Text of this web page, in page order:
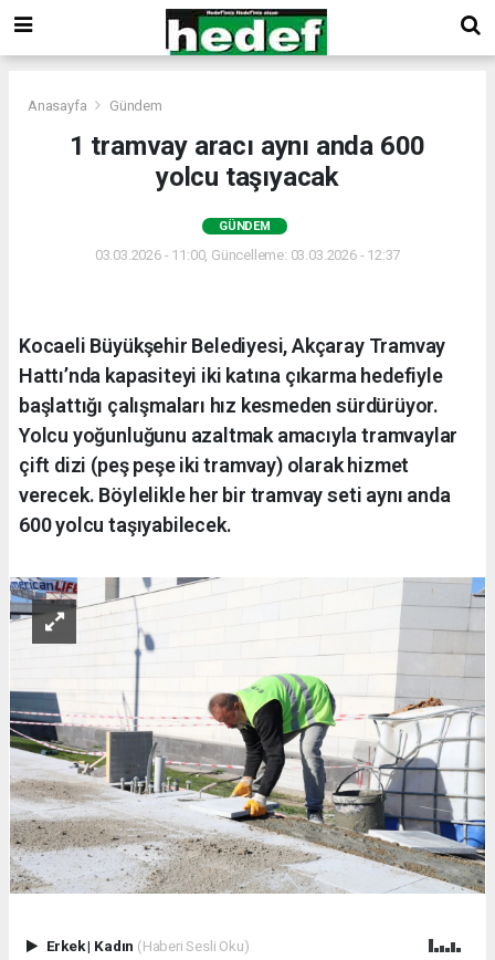
Anasayfa Gündem
1 tramvay aracı aynı anda 600
yolcu taşıyacak
GÜNDEM
03.03.2026 - 11:00, Güncelleme: 03.03.2026 - 12:37
Kocaeli Büyükşehir Belediyesi, Akçaray Tramvay
Hattı’nda kapasiteyi iki katına çıkarma hedefiyle
başlattığı çalışmaları hız kesmeden sürdürüyor.
Yolcu yoğunluğunu azaltmak amacıyla tramvaylar
çift dizi (peş peşe iki tramvay) olarak hizmet
verecek. Böylelikle her bir tramvay seti aynı anda
600 yolcu taşıyabilecek.
Erkek| Kadın (Haberi Sesli Oku)